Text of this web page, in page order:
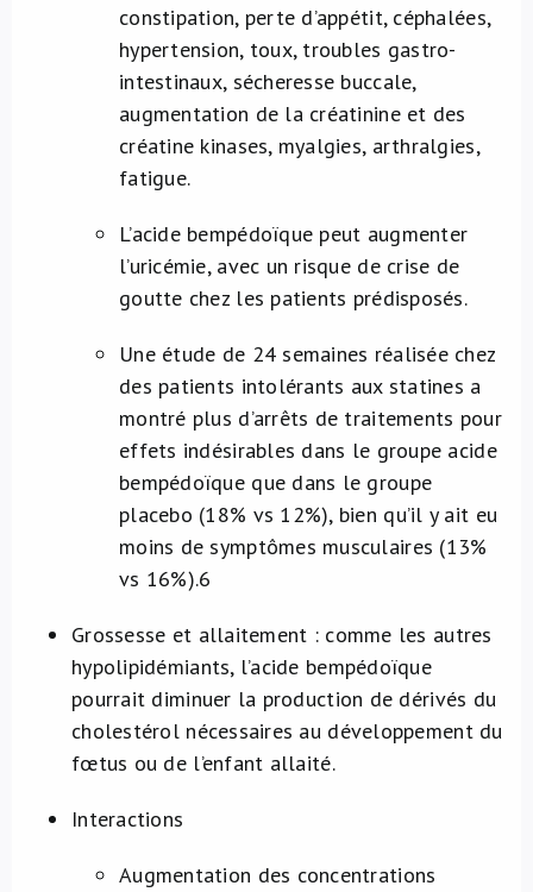
constipation, perte d’appétit, céphalées,
hypertension, toux, troubles gastro-
intestinaux, sécheresse buccale,
augmentation de la créatinine et des
créatine kinases, myalgies, arthralgies,
fatigue.
L’acide bempédoïque peut augmenter
l’uricémie, avec un risque de crise de
goutte chez les patients prédisposés.
Une étude de 24 semaines réalisée chez
des patients intolérants aux statines a
montré plus d’arrêts de traitements pour
effets indésirables dans le groupe acide
bempédoïque que dans le groupe
placebo (18% vs 12%), bien qu’il y ait eu
moins de symptômes musculaires (13%
vs 16%).6
Grossesse et allaitement : comme les autres
hypolipidémiants, l’acide bempédoïque
pourrait diminuer la production de dérivés du
cholestérol nécessaires au développement du
fœtus ou de l’enfant allaité.
Interactions
Augmentation des concentrations